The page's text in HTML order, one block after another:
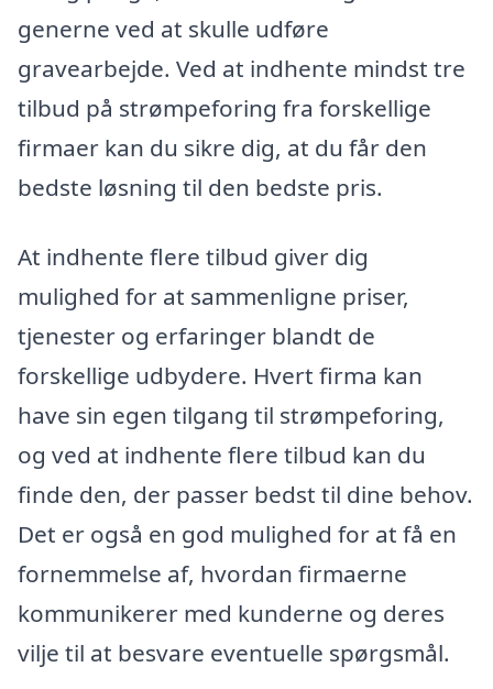
generne ved at skulle udføre
gravearbejde. Ved at indhente mindst tre
tilbud på strømpeforing fra forskellige
firmaer kan du sikre dig, at du får den
bedste løsning til den bedste pris.
At indhente flere tilbud giver dig
mulighed for at sammenligne priser,
tjenester og erfaringer blandt de
forskellige udbydere. Hvert firma kan
have sin egen tilgang til strømpeforing,
og ved at indhente flere tilbud kan du
finde den, der passer bedst til dine behov.
Det er også en god mulighed for at få en
fornemmelse af, hvordan firmaerne
kommunikerer med kunderne og deres
vilje til at besvare eventuelle spørgsmål.